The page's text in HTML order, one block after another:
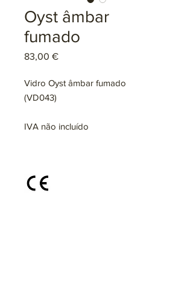
Oyst âmbar
fumado
83,00 €Preço
Vidro Oyst âmbar fumado
(VD043)
IVA não incluído